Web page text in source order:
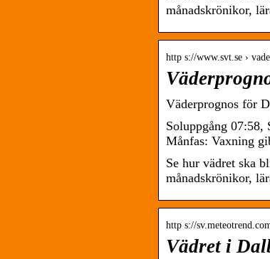
månadskrönikor,
http s://www.svt.se ›
Väderprognos för
Soluppgång 07:58,
Månfas: Vaxning
Se hur vädret ska
månadskrönikor,
http s://
Vädret i